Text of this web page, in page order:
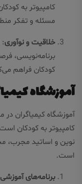
کامپیوتر به
مسئله و تفکر
خلاقیت و نوآوری:
برنامه‌نویسی،
کودکان فراهم
آموزشگاه
آموزشگاه کیمیاگران در
کامپیوتر به کودکان
نوین و اساتید مجرب،
است.
برنامه‌های